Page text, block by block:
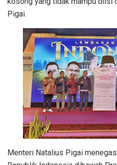
Pigai.
Menteri Natalius Pigai